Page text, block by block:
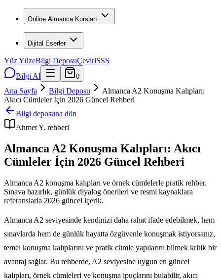
Online Almanca Kursları
Dijital Eserler
Yüz YüzeBilgi DeposuÇeviriSSS
Bilgi Al
0
Ana Sayfa Bilgi Deposu
Almanca A2 Konuşma Kalıpları:
Akıcı Cümleler İçin 2026 Güncel Rehberi
Bilgi deposuna dön
Ahmet Y. rehberi
Almanca A2 Konuşma Kalıpları: Akıcı
Cümleler İçin 2026 Güncel Rehberi
Almanca A2 konuşma kalıpları ve örnek cümlelerle pratik rehber.
Sınava hazırlık, günlük diyalog önerileri ve resmi kaynaklara
referanslarla 2026 güncel içerik.
Almanca A2 seviyesinde kendinizi daha rahat ifade edebilmek, hem
sınavlarda hem de günlük hayatta özgüvenle konuşmak istiyorsanız,
temel konuşma kalıplarını ve pratik cümle yapılarını bilmek kritik bir
avantaj sağlar. Bu rehberde, A2 seviyesine uygun en güncel
kalıpları, örnek cümleleri ve konuşma ipuçlarını bulabilir, akıcı